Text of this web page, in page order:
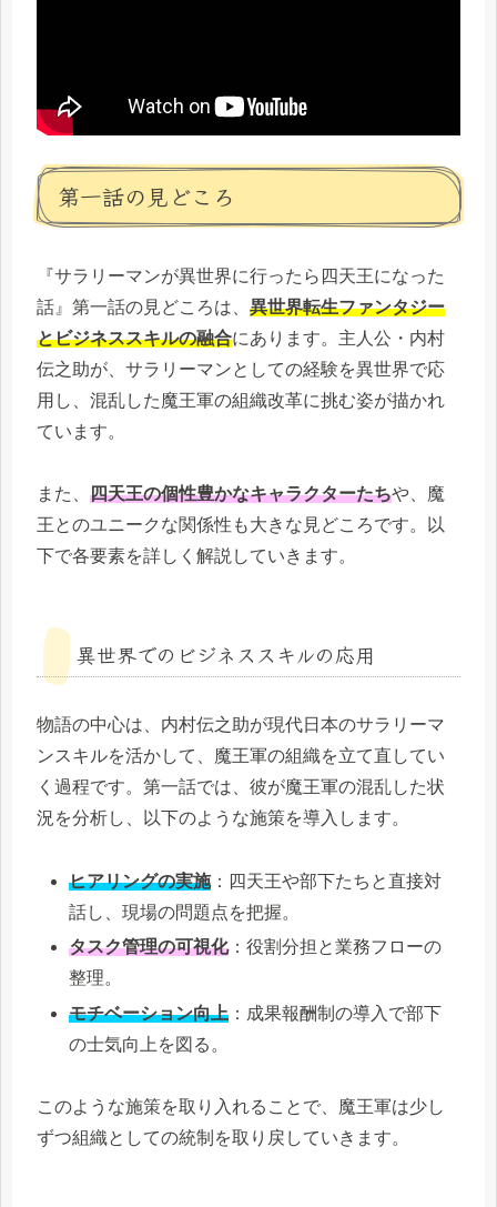
第一話の見どころ
『サラリーマンが異世界に行ったら四天王になった
話』第一話の見どころは、 異世界転生ファンタジー
とビジネススキルの融合にあります。主人公・内村
伝之助が、サラリーマンとしての経験を異世界で応
用し、混乱した魔王軍の組織改革に挑む姿が描かれ
ています。
また、 四天王の個性豊かなキャラクターたちや、魔
王とのユニークな関係性も大きな見どころです。以
下で各要素を詳しく解説していきます。
異世界でのビジネススキルの応用
物語の中心は、内村伝之助が現代日本のサラリーマ
ンスキルを活かして、魔王軍の組織を立て直してい
く過程です。第一話では、彼が魔王軍の混乱した状
況を分析し、以下のような施策を導入します。
ヒアリングの実施：四天王や部下たちと直接対
話し、現場の問題点を把握。
タスク管理の可視化：役割分担と業務フローの
整理。
モチベーション向上 ：成果報酬制の導入で部下
の士気向上を図る。
このような施策を取り入れることで、魔王軍は少し
ずつ組織としての統制を取り戻していきます。